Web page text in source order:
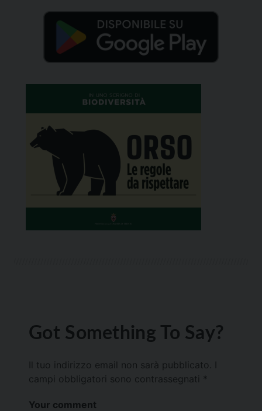
Got Something To Say?
Il tuo indirizzo email non sarà pubblicato.
campi obbligatori sono contrassegnati *
Your comment